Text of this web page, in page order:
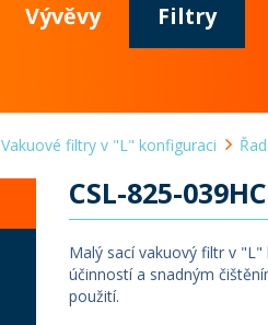
Vývěvy Filtry
Vakuové filtry v "L" konfiguraci
CSL-825-
Malý sací vakuový filtr v
účinností a snadným
použití.